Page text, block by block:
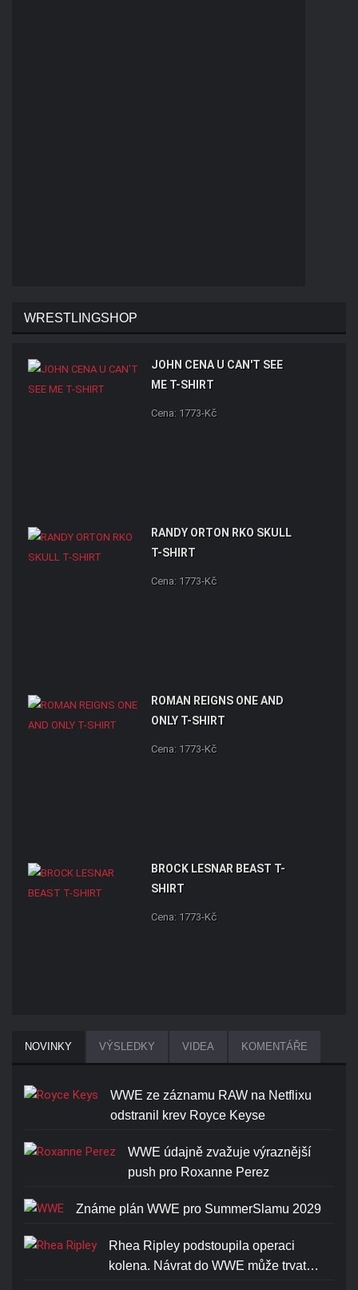
WRESTLINGSHOP
JOHN CENA U CAN'T SEE
ME T-SHIRT
Cena: 1773-Kč
RANDY ORTON RKO SKULL
T-SHIRT
Cena: 1773-Kč
ROMAN REIGNS ONE AND
ONLY T-SHIRT
Cena: 1773-Kč
BROCK LESNAR BEAST T-
SHIRT
Cena: 1773-Kč
NOVINKY VÝSLEDKY VIDEA KOMENTÁŘE
WWE ze záznamu RAW na Netflixu
odstranil krev Royce Keyse
WWE údajně zvažuje výraznější
push pro Roxanne Perez
Známe plán WWE pro SummerSlamu 2029
Rhea Ripley podstoupila operaci
kolena. Návrat do WWE může trvat…